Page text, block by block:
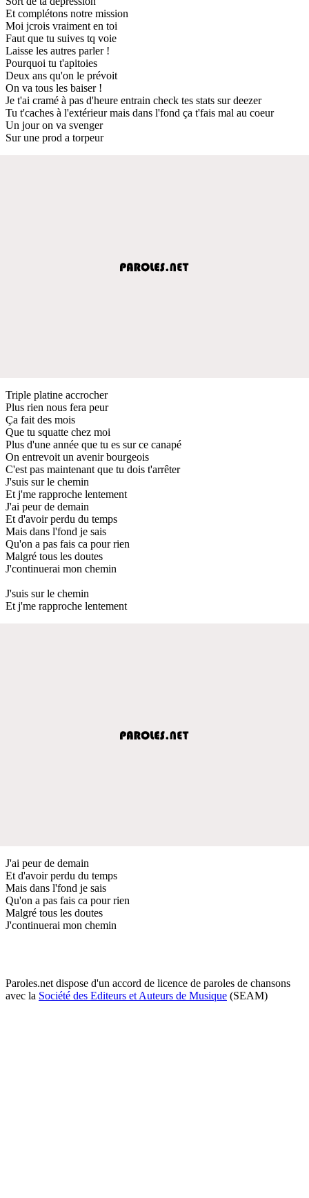
Et complétons notre mission
Moi jcrois vraiment en toi
Faut que tu suives tq voie
Laisse les autres parler !
Pourquoi tu t'apitoies
Deux ans qu'on le prévoit
On va tous les baiser !
Je t'ai cramé à pas d'heure entrain check tes stats sur deezer
Tu t'caches à l'extérieur mais dans l'fond ça t'fais mal au coeur
Un jour on va svenger
Sur une prod a torpeur
Triple platine accrocher
Plus rien nous fera peur
Ça fait des mois
Que tu squatte chez moi
Plus d'une année que tu es sur ce canapé
On entrevoit un avenir bourgeois
C'est pas maintenant que tu dois t'arrêter
J'suis sur le chemin
Et j'me rapproche lentement
J'ai peur de demain
Et d'avoir perdu du temps
Mais dans l'fond je sais
Qu'on a pas fais ca pour rien
Malgré tous les doutes
J'continuerai mon chemin
J'suis sur le chemin
Et j'me rapproche lentement
J'ai peur de demain
Et d'avoir perdu du temps
Mais dans l'fond je sais
Qu'on a pas fais ca pour rien
Malgré tous les doutes
J'continuerai mon chemin
Paroles.net dispose d'un accord de licence de paroles de chansons
avec la Société des Editeurs et Auteurs de Musique (SEAM)